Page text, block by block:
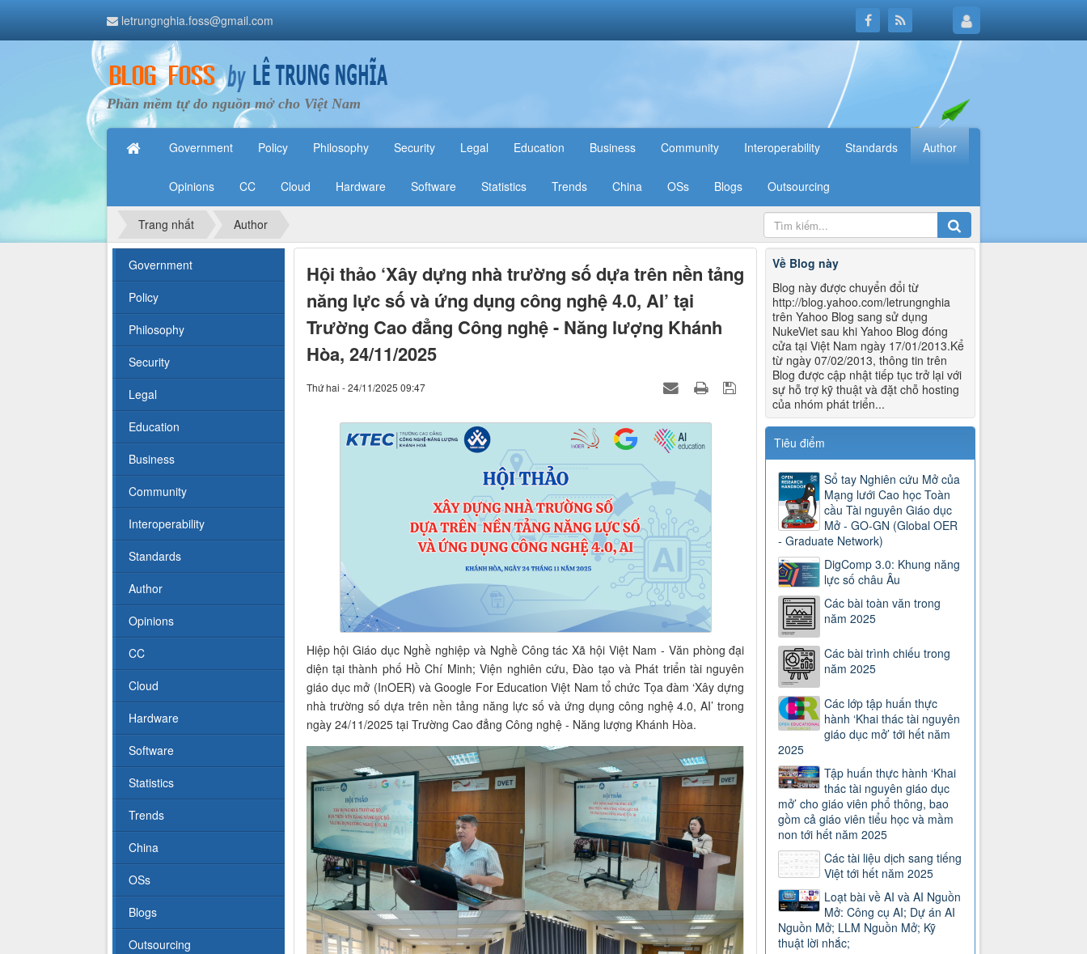
letrungnghia.foss@gmail.com
Phần mềm tự do nguồn mở cho Việt Nam
Government Policy Philosophy Security Legal Education Business Community Interoperability Standards Author
Opinions CC Cloud Hardware Software Statistics Trends China OSs Blogs Outsourcing
Trang nhất Author
Hội thảo ‘Xây dựng nhà trường số dựa trên nền tảng
năng lực số và ứng dụng công nghệ 4.0, AI’ tại
Trường Cao đẳng Công nghệ - Năng lượng Khánh
Hòa, 24/11/2025
Thứ hai - 24/11/2025 09:47
Hiệp hội Giáo dục Nghề nghiệp và Nghề Công tác Xã hội Việt Nam - Văn phòng đại
diện tại thành phố Hồ Chí Minh; Viện nghiên cứu, Đào tạo và Phát triển tài nguyên
giáo dục mở (InOER) và Google For Education Việt Nam tổ chức Tọa đàm ‘Xây dựng
nhà trường số dựa trên nền tảng năng lực số và ứng dụng công nghệ 4.0, AI’ trong
ngày 24/11/2025 tại Trường Cao đẳng Công nghệ - Năng lượng Khánh Hòa.
Về Blog này
Blog này được chuyển đổi từ
http://blog.yahoo.com/letrungnghia
trên Yahoo Blog sang sử dụng
NukeViet sau khi Yahoo Blog đóng
cửa tại Việt Nam ngày 17/01/2013.Kể
từ ngày 07/02/2013, thông tin trên
Blog được cập nhật tiếp tục trở lại với
sự hỗ trợ kỹ thuật và đặt chỗ hosting
của nhóm phát triển...
Tiêu điểm
Sổ tay Nghiên cứu Mở của
Mạng lưới Cao học Toàn
cầu Tài nguyên Giáo dục
Mở - GO-GN (Global OER
- Graduate Network)
DigComp 3.0: Khung năng
lực số châu Âu
Các bài toàn văn trong
năm 2025
Các bài trình chiếu trong
năm 2025
Các lớp tập huấn thực
hành ‘Khai thác tài nguyên
giáo dục mở’ tới hết năm
2025
Tập huấn thực hành ‘Khai
thác tài nguyên giáo dục
mở’ cho giáo viên phổ thông, bao
gồm cả giáo viên tiểu học và mầm
non tới hết năm 2025
Các tài liệu dịch sang tiếng
Việt tới hết năm 2025
Loạt bài về AI và AI Nguồn
Mở: Công cụ AI; Dự án AI
Nguồn Mở; LLM Nguồn Mở; Kỹ
thuật lời nhắc;
Government
Policy
Philosophy
Security
Legal
Education
Business
Community
Interoperability
Standards
Author
Opinions
CC
Cloud
Hardware
Software
Statistics
Trends
China
OSs
Blogs
Outsourcing